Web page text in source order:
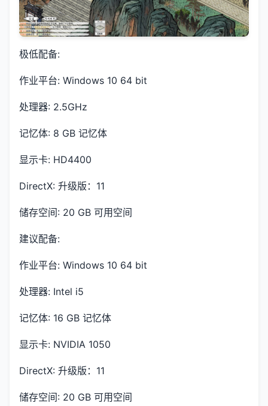
极低配备:
作业平台: Windows 10 64 bit
处理器: 2.5GHz
记忆体: 8 GB 记忆体
显示卡: HD4400
DirectX: 升级版：11
储存空间: 20 GB 可用空间
建议配备:
作业平台: Windows 10 64 bit
处理器: Intel i5
记忆体: 16 GB 记忆体
显示卡: NVIDIA 1050
DirectX: 升级版：11
储存空间: 20 GB 可用空间